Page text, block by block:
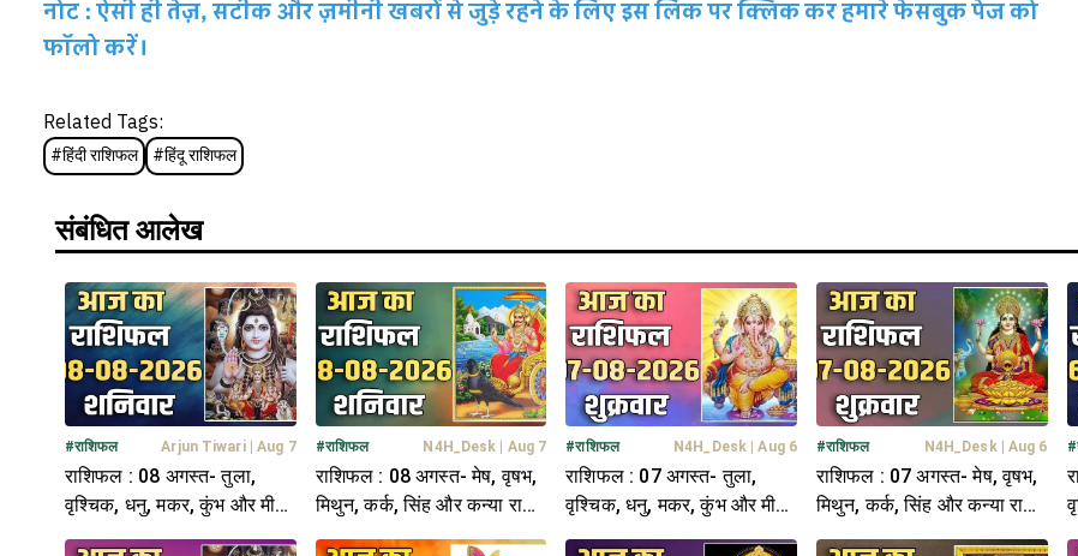
नोट : ऐसी ही तेज़, सटीक और ज़मीनी खबरों से जुड़े रहने के लिए इस लिंक पर क्लिक कर हमारे फेसबुक पेज को
फॉलो करें।
Related Tags:
#हिंदी राशिफल #हिंदू राशिफल
संबंधित आलेख
#राशिफल Arjun Tiwari| Aug 7
राशिफल : 08 अगस्त- तुला,
वृश्चिक, धनु, मकर, कुंभ और मीन
#राशिफल N4H_Desk | Aug 7
राशिफल : 08 अगस्त- मेष, वृषभ,
मिथुन, कर्क, सिंह और कन्या राशि-
#राशिफल N4H_Desk | Aug 6
राशिफल : 07 अगस्त- तुला,
वृश्चिक, धनु, मकर, कुंभ और मीन
#राशिफल N4H_Desk| Aug 6
राशिफल : 07 अगस्त- मेष, वृषभ,
मिथुन, कर्क, सिंह और कन्या राशि-
#